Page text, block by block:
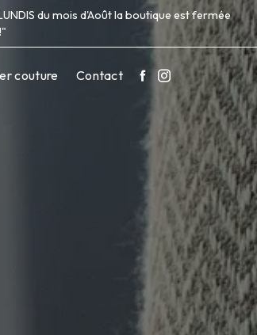
du mois d'Août la boutique est fermée
couture Contact